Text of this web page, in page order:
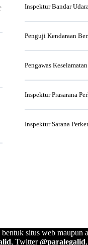
Inspektur Bandar
Penguji Kendaraan
Pengawas
Inspektur Prasarana
Inspektur Sarana
situs web maupun
, Twitter@paralegalid